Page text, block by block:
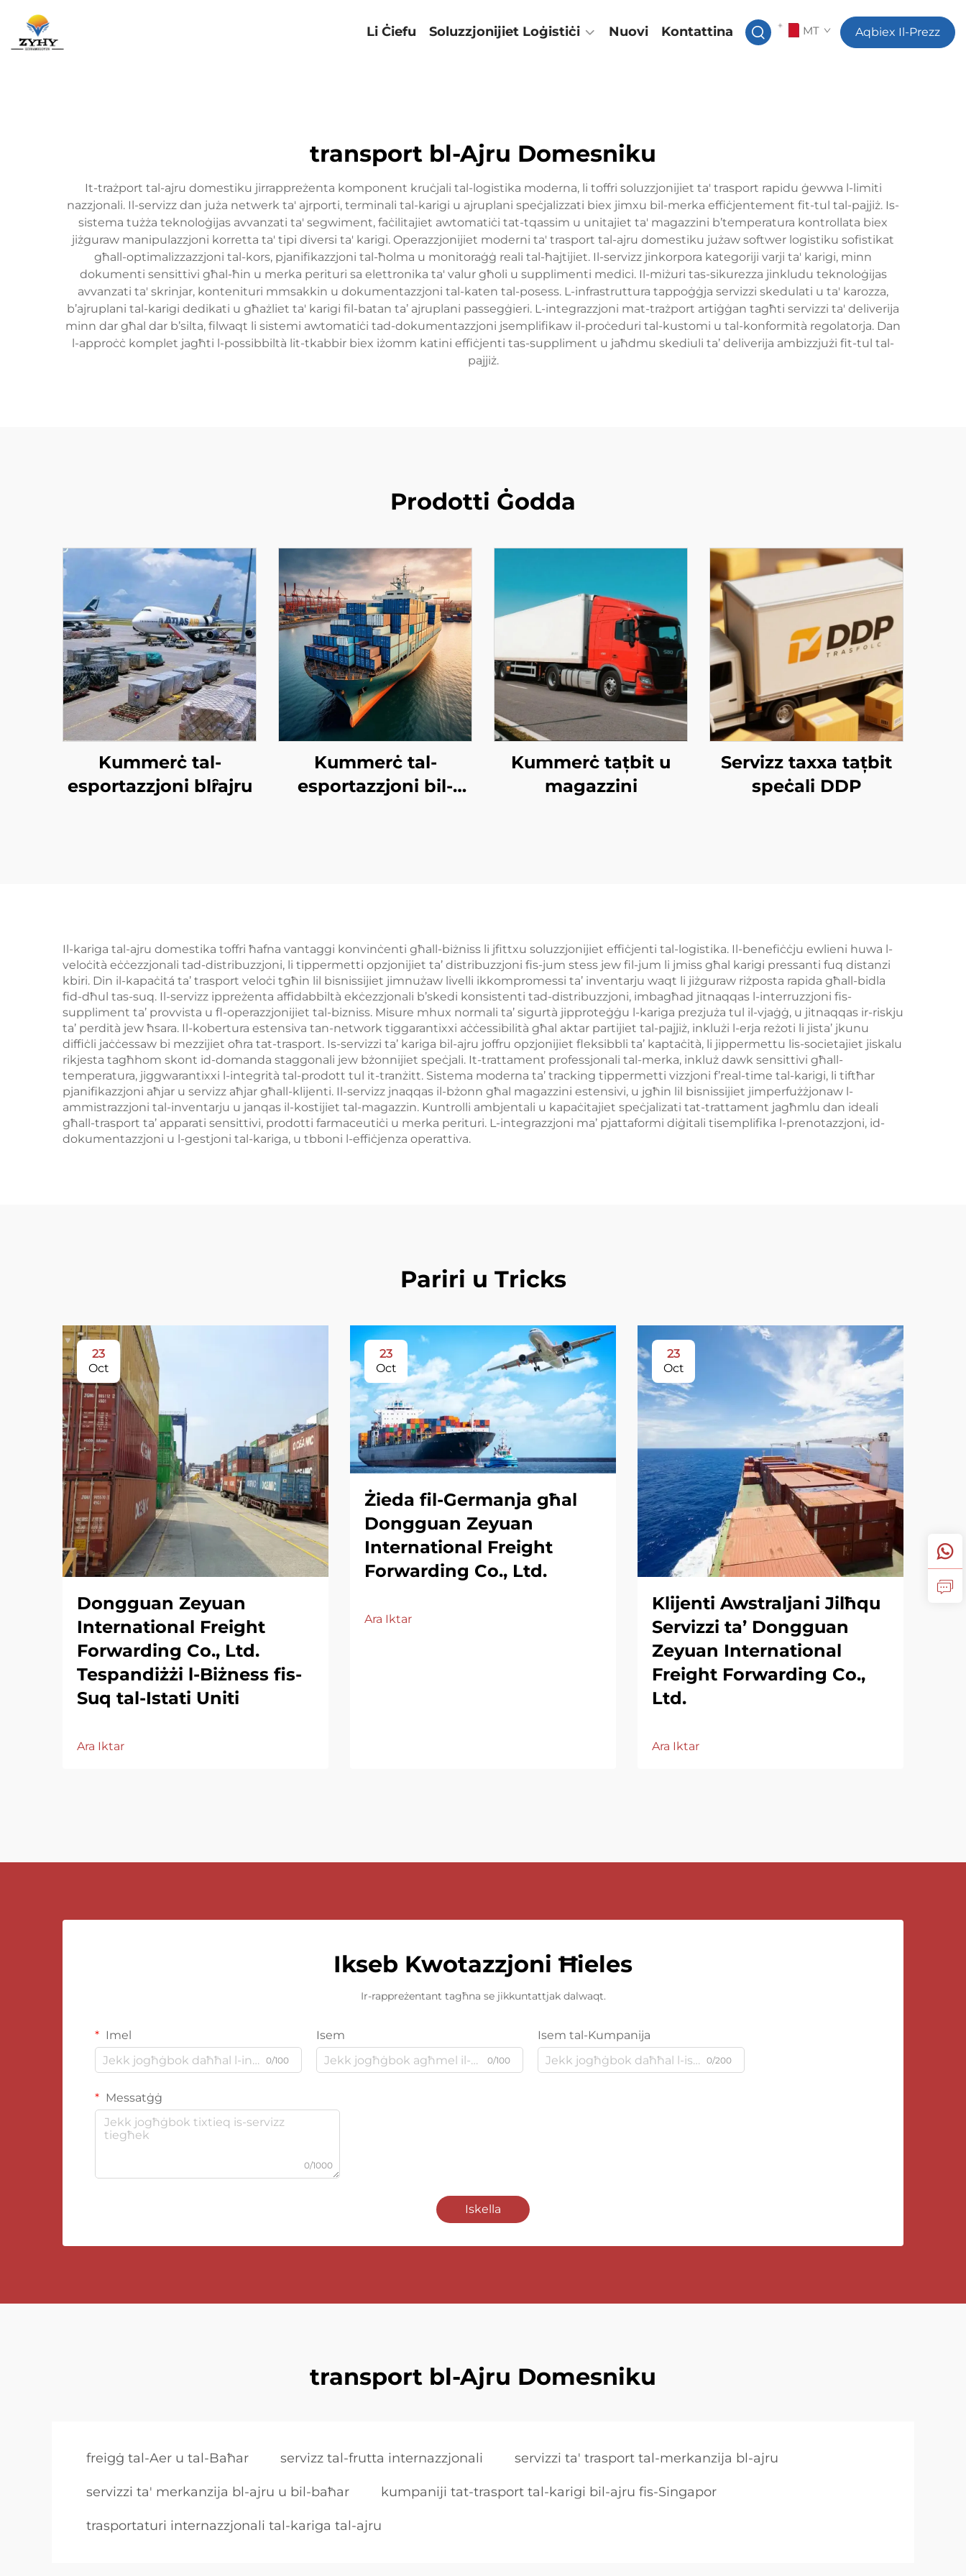
Li Ċiefu Soluzzjonijiet Loġistiċi Nuovi Kontattina MT Aqbiex Il-Prezz
transport bl-Ajru Domesniku
It-trażport tal-ajru domestiku jirrappreżenta komponent kruċjali tal-logistika moderna, li toffri soluzzjonijiet ta' trasport rapidu ġewwa l-limiti
nazzjonali. Il-servizz dan juża netwerk ta' ajrporti, terminali tal-karigi u ajruplani speċjalizzati biex jimxu bil-merka effiċjentement fit-tul tal-pajjiż. Is-
sistema tużża teknoloġijas avvanzati ta' segwiment, faċilitajiet awtomatiċi tat-tqassim u unitajiet ta' magazzini b’temperatura kontrollata biex
jiżguraw manipulazzjoni korretta ta' tipi diversi ta' karigi. Operazzjonijiet moderni ta' trasport tal-ajru domestiku jużaw softwer logistiku sofistikat
għall-optimalizzazzjoni tal-kors, pjanifikazzjoni tal-ħolma u monitoraġġ reali tal-ħajtijiet. Il-servizz jinkorpora kategoriji varji ta' karigi, minn
dokumenti sensittivi għal-ħin u merka perituri sa elettronika ta' valur għoli u supplimenti medici. Il-miżuri tas-sikurezza jinkludu teknoloġijas
avvanzati ta' skrinjar, kontenituri mmsakkin u dokumentazzjoni tal-katen tal-posess. L-infrastruttura tappoġġja servizzi skedulati u ta' karozza,
b’ajruplani tal-karigi dedikati u għażliet ta' karigi fil-batan ta’ ajruplani passegġieri. L-integrazzjoni mat-trażport artiġġan tagħti servizzi ta' deliverija
minn dar għal dar b’silta, filwaqt li sistemi awtomatiċi tad-dokumentazzjoni jsemplifikaw il-proċeduri tal-kustomi u tal-konformità regolatorja. Dan
l-approċċ komplet jagħti l-possibbiltà lit-tkabbir biex iżomm katini effiċjenti tas-suppliment u jaħdmu skediuli ta’ deliverija ambizzjużi fit-tul tal-
pajjiż.
Prodotti Ġodda
Kummerċ tal-
esportazzjoni blȓajru
Kummerċ tal-
esportazzjoni bil-
Kummerċ tațbit u
magazzini
Servizz taxxa tațbit
speċali DDP
Il-kariga tal-ajru domestika toffri ħafna vantaggi konvinċenti għall-biżniss li jfittxu soluzzjonijiet effiċjenti tal-logistika. Il-benefiċċju ewlieni huwa l-
veloċità eċċezzjonali tad-distribuzzjoni, li tippermetti opzjonijiet ta’ distribuzzjoni fis-jum stess jew fil-jum li jmiss għal karigi pressanti fuq distanzi
kbiri. Din il-kapaċitá ta’ trasport veloċi tgħin lil bisnissijiet jimnużaw livelli ikkompromessi ta’ inventarju waqt li jiżguraw riżposta rapida għall-bidla
fid-dħul tas-suq. Il-servizz ippreżenta affidabbiltà ekċezzjonali b’skedi konsistenti tad-distribuzzjoni, imbagħad jitnaqqas l-interruzzjoni fis-
suppliment ta’ provvista u fl-operazzjonijiet tal-bizniss. Misure mhux normali ta’ sigurtà jipproteġġu l-kariga prezjuża tul il-vjaġġ, u jitnaqqas ir-riskju
ta’ perdità jew ħsara. Il-kobertura estensiva tan-network tiggarantixxi aċċessibilità għal aktar partijiet tal-pajjiż, inklużi l-erja reżoti li jista’ jkunu
diffiċli jaċċessaw bi mezzijiet oħra tat-trasport. Is-servizzi ta’ kariga bil-ajru joffru opzjonijiet fleksibbli ta’ kaptaċità, li jippermettu lis-societajiet jiskalu
rikjesta tagħhom skont id-domanda staggonali jew bżonnijiet speċjali. It-trattament professjonali tal-merka, inkluż dawk sensittivi għall-
temperatura, jiggwarantixxi l-integrità tal-prodott tul it-tranżitt. Sistema moderna ta’ tracking tippermetti vizzjoni f’real-time tal-karigi, li tiftħar
pjanifikazzjoni aħjar u servizz aħjar għall-klijenti. Il-servizz jnaqqas il-bżonn għal magazzini estensivi, u jgħin lil bisnissijiet jimperfużżjonaw l-
ammistrazzjoni tal-inventarju u janqas il-kostijiet tal-magazzin. Kuntrolli ambjentali u kapaċitajiet speċjalizati tat-trattament jagħmlu dan ideali
għall-trasport ta’ apparati sensittivi, prodotti farmaceutiċi u merka perituri. L-integrazzjoni ma’ pjattaformi diġitali tisemplifika l-prenotazzjoni, id-
dokumentazzjoni u l-gestjoni tal-kariga, u tbboni l-effiċjenza operattiva.
Pariri u Tricks
23
Oct
Dongguan Zeyuan
International Freight
Forwarding Co., Ltd.
Tespandiżżi l-Biżness fis-
Suq tal-Istati Uniti
Ara Iktar
23
Oct
Żieda fil-Germanja għal
Dongguan Zeyuan
International Freight
Forwarding Co., Ltd.
Ara Iktar
23
Oct
Klijenti Awstraljani Jilħqu
Servizzi ta’ Dongguan
Zeyuan International
Freight Forwarding Co.,
Ltd.
Ara Iktar
Ikseb Kwotazzjoni Ħieles
Ir-rappreżentant tagħna se jikkuntattjak dalwaqt.
Imel
0/100
Isem
0/100
Isem tal-Kumpanija
0/200
Messatġġ
0/1000
Iskella
transport bl-Ajru Domesniku
freigġ tal-Aer u tal-Baħar servizz tal-frutta internazzjonali servizzi ta' trasport tal-merkanzija bl-ajru
servizzi ta' merkanzija bl-ajru u bil-baħar kumpaniji tat-trasport tal-karigi bil-ajru fis-Singapor
trasportaturi internazzjonali tal-kariga tal-ajru